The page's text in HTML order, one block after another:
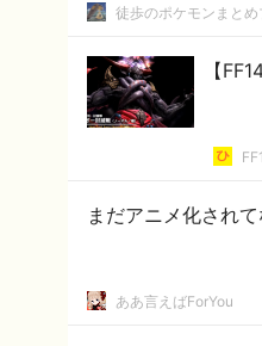
徒歩のポケモンまとめ
【
まだアニメ化され
ああ言えばForYou